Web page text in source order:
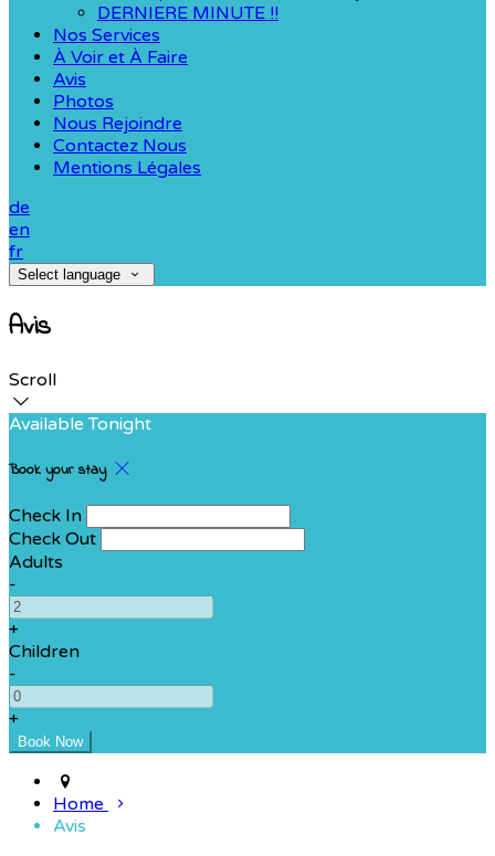
DERNIERE MINUTE !!
Nos Services
À Voir et À Faire
Avis
Photos
Nous Rejoindre
Contactez Nous
Mentions Légales
de
en
fr
Select language
Avis
Scroll
Available Tonight
Book your stay
Check In
Check Out
Adults
-
+
Children
-
+
Home
Avis